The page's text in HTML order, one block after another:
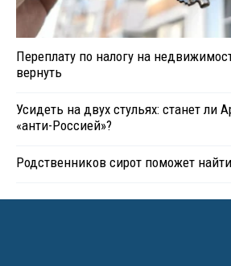
Переплату по налогу на
вернуть
Усидеть на двух стульях: станет ли
«анти-Россией»?
Родственников сирот поможет